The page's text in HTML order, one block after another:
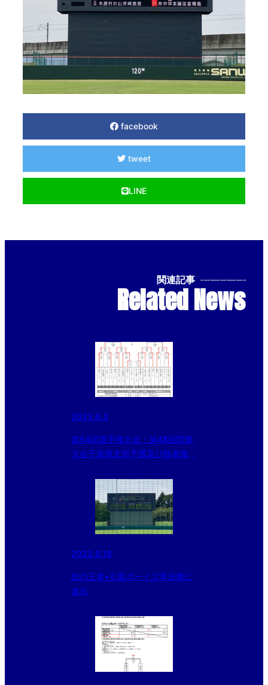
facebook
tweet
LINE
関連記事 --------------
Related News
2023.6.3
第54回選手権大会・第48回関東
大会千葉県支部予選及び敗者復活
部予選途中経過
2022.8.18
総の王者•京葉ボーイズ準決勝に
進出